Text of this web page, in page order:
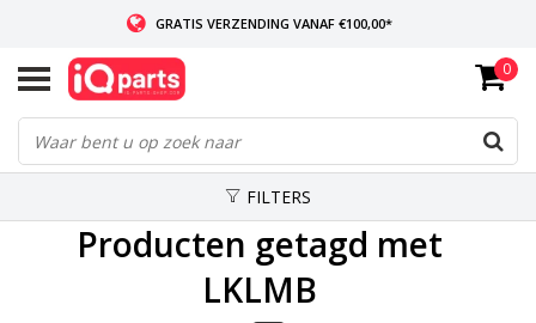
GRATIS VERZENDING VANAF €100,00*
INDIEN VOORRADIG: VOOR 14:00 BESTELD, ZELFDE DAG VERZONDEN
WERELDWIJDE LEVERING
0
FILTERS
Producten getagd met
LKLMB